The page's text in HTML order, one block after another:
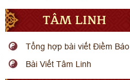
TÂM LINH
Tổng hợp bài viết Điềm Báo
Bài Viết Tâm Linh